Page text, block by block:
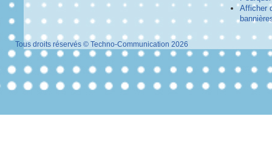
Afficher
Tous droits réservés © Techno-Communication 2026